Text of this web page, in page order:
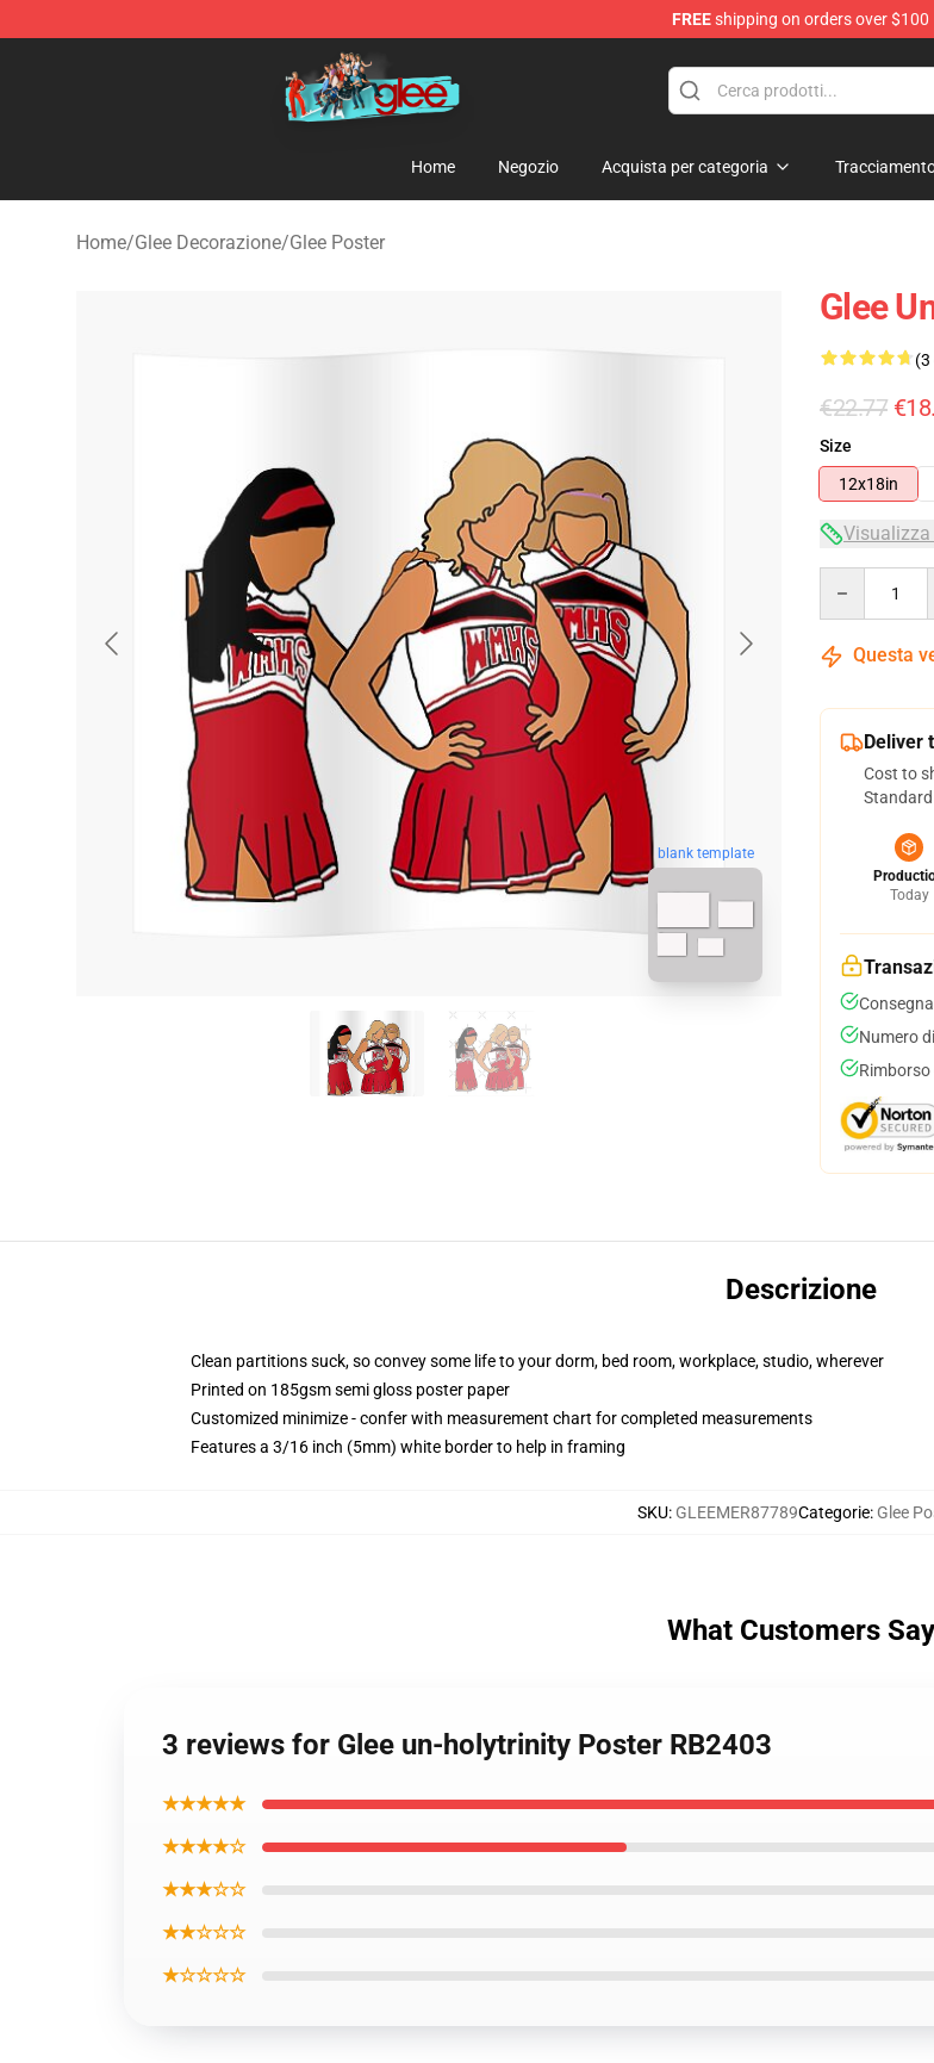
FREEshipping on orders over $100
Glee Store - Official Glee Merchandise Shop
Home Negozio Acquista per categoria
Home/Glee Decorazione/Glee Poster
blank template
Glee
(3
€22.77
Size
12x18in
Questa
Deliver
Cost to
Today
Numero
Descrizione
Clean partitions suck, so convey some life to your dorm, bed room, workplace, studio, wherever
Printed on 185gsm semi gloss poster paper
Customized minimize - confer with measurement chart for completed measurements
Features a 3/16 inch (5mm) white border to help in framing
SKU: GLEEMER87789Categorie: Glee
What Customers Say
3 reviews for Glee un-holytrinity Poster RB2403
★★★★★
★★★★☆
★★★☆☆
★★☆☆☆
★☆☆☆☆